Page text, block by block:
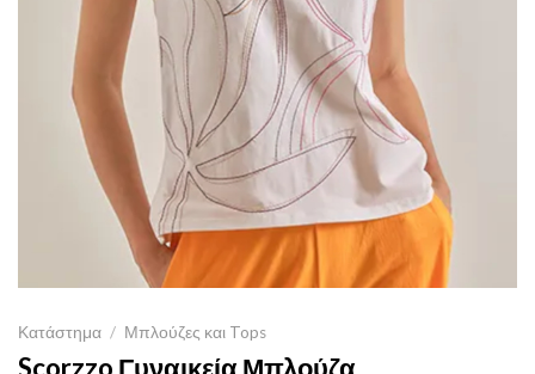
Κατάστημα / Μπλούζες και Tops